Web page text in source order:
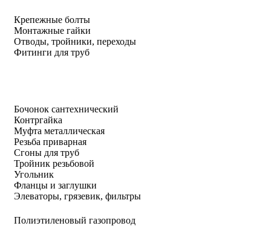
Крепежные болты
Монтажные гайки
Отводы, тройники, переходы
Фитинги для труб
Бочонок сантехнический
Контргайка
Муфта металлическая
Резьба приварная
Сгоны для труб
Тройник резьбовой
Угольник
Фланцы и заглушки
Элеваторы, грязевик, фильтры
Полиэтиленовый газопровод